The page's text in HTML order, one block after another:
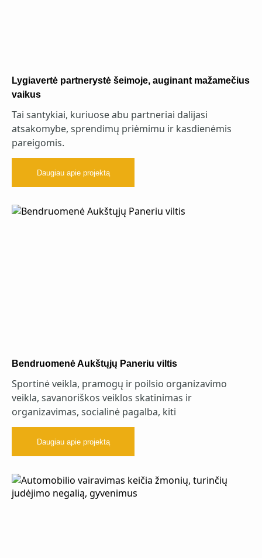
Lygiavertė partnerystė šeimoje, auginant mažamečius
vaikus
Tai santykiai, kuriuose abu partneriai dalijasi
atsakomybe, sprendimų priėmimu ir kasdienėmis
pareigomis.
Daugiau apie projektą
Bendruomenė Aukštųjų Paneriu viltis
Sportinė veikla, pramogų ir poilsio organizavimo
veikla, savanoriškos veiklos skatinimas ir
organizavimas, socialinė pagalba, kiti
Daugiau apie projektą